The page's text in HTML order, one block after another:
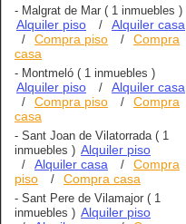
- Malgrat de Mar ( 1 inmuebles )
Alquiler piso / Alquiler casa
/ Compra piso /
Compra
casa
- Montmeló ( 1 inmuebles )
Alquiler piso / Alquiler casa
/ Compra piso /
Compra
casa
- Sant Joan de Vilatorrada( 1
inmuebles ) Alquiler piso
/ Alquiler casa /
Compra
piso
/ Compra casa
- Sant Pere de Vilamajor ( 1
inmuebles ) Alquiler piso